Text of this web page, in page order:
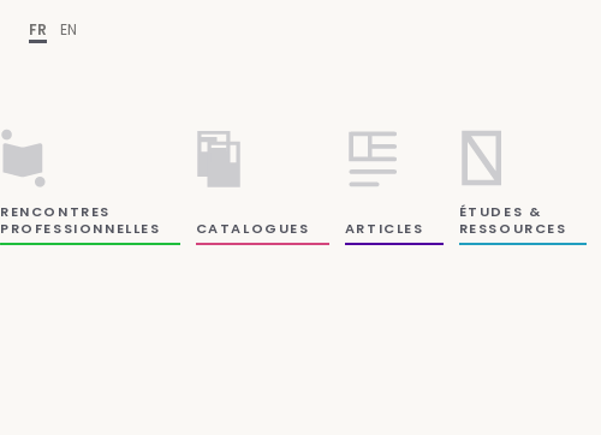
FR EN
RENCONTRES
PROFESSIONNELLES
CATALOGUES ARTICLES
ÉTUDES &
RESSOURCES